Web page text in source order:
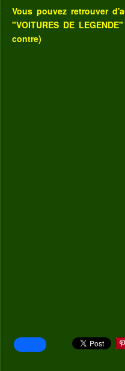
Vous pouvez retrouver
"VOITURES DE
contre)